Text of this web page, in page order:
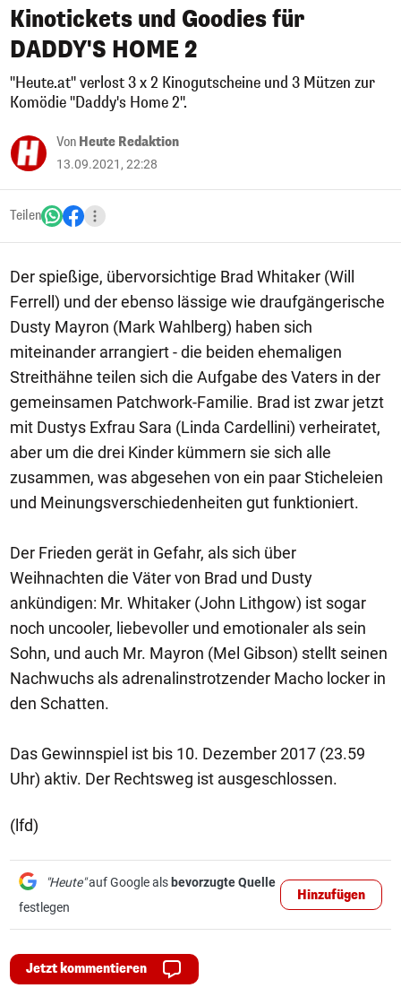
Kinotickets und Goodies für
DADDY'S HOME 2
"Heute.at" verlost 3 x 2 Kinogutscheine und 3 Mützen zur
Komödie "Daddy's Home 2".
Von Heute Redaktion
13.09.2021, 22:28
Teilen
Der spießige, übervorsichtige Brad Whitaker (Will
Ferrell) und der ebenso lässige wie draufgängerische
Dusty Mayron (Mark Wahlberg) haben sich
miteinander arrangiert - die beiden ehemaligen
Streithähne teilen sich die Aufgabe des Vaters in der
gemeinsamen Patchwork-Familie. Brad ist zwar jetzt
mit Dustys Exfrau Sara (Linda Cardellini) verheiratet,
aber um die drei Kinder kümmern sie sich alle
zusammen, was abgesehen von ein paar Sticheleien
und Meinungsverschiedenheiten gut funktioniert.
Der Frieden gerät in Gefahr, als sich über
Weihnachten die Väter von Brad und Dusty
ankündigen: Mr. Whitaker (John Lithgow) ist sogar
noch uncooler, liebevoller und emotionaler als sein
Sohn, und auch Mr. Mayron (Mel Gibson) stellt seinen
Nachwuchs als adrenalinstrotzender Macho locker in
den Schatten.
Das Gewinnspiel ist bis 10. Dezember 2017 (23.59
Uhr) aktiv. Der Rechtsweg ist ausgeschlossen.
(lfd)
"Heute"auf Google als bevorzugte Quelle
festlegen
Hinzufügen
Jetzt kommentieren